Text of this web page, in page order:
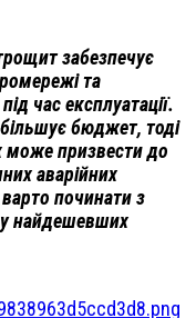
забезпечує
та
час експлуатації.
бюджет, тоді
може призвести до
аварійних
починати з
найдешевших